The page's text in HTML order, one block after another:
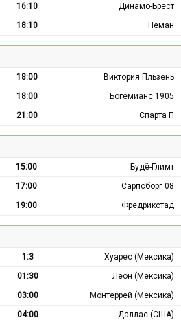
16:10
Динамо-Брест
18:10 Неман
18:00
Виктория Пльзень
18:00
Богемианс 1905
21:00 Спарта П
15:00
Будё-Глимт
17:00
Сарпсборг 08
19:00 Фредрикстад
1:3
Хуарес (Мексика)
01:30
Леон (Мексика)
03:00
Монтеррей (Мексика)
04:00 Даллас (США)